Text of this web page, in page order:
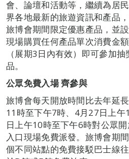
會、論壇和活動等，繼續為居
界各地最新的旅遊資訊和產品
旅博會期間限定優惠產品，並設
現場購買任何產品單次消費金
（展期3日內有效）即可參加
品。
公眾免費入場齊參與
旅博會每天開放時間比去年延
11時至下午7時、4月27日上
日上午10時至下午6時對公眾
入口現場免費派發。旅博會期
個不同站點的免費接駁巴士線